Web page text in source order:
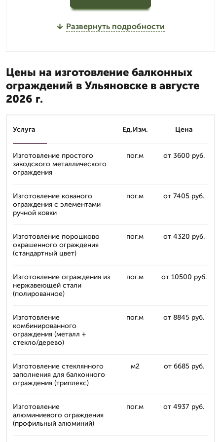
Развернуть подробности
Цены на изготовление балконных
ограждений в Ульяновске в августе
2026 г.
Услуга Ед.Изм. Цена
Изготовление простого
заводского металлического
ограждения
пог.м от 3600 руб.
Изготовление кованого
ограждения с элементами
ручной ковки
пог.м от 7405 руб.
Изготовление порошково
окрашенного ограждения
(стандартный цвет)
пог.м от 4320 руб.
Изготовление ограждения из
нержавеющей стали
(полированное)
пог.м от 10500 руб.
Изготовление
комбинированного
ограждения (металл +
стекло/дерево)
пог.м от 8845 руб.
Изготовление стеклянного
заполнения для балконного
ограждения (триплекс)
м2 от 6685 руб.
Изготовление
алюминиевого ограждения
(профильный алюминий)
пог.м от 4937 руб.